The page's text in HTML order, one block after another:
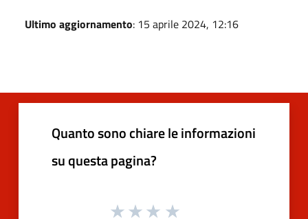
Ultimo aggiornamento: 15 aprile 2024, 12:16
Quanto sono chiare le informazioni
su questa pagina?